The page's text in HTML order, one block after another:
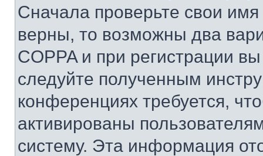
Сначала проверьте свои
верны, то возможны два
COPPA и при регистрации
следуйте полученным
конференциях требуется,
активированы
систему. Эта информация